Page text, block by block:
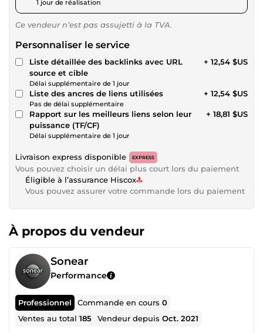
1 jour de réalisation
Ce vendeur n’est pas assujetti à la TVA.
Personnaliser le service
Liste détaillée des backlinks avec URL
source et cible
Délai supplémentaire de 1 jour
+ 12,54 $US
Liste des ancres de liens utilisées
Pas de délai supplémentaire
+ 12,54 $US
Rapport sur les meilleurs liens selon leur
puissance (TF/CF)
Délai supplémentaire de 1 jour
+ 18,81 $US
Livraison express disponible EXPRESS
Vous pouvez choisir un délai plus court lors du paiement
Éligible à l’assurance Hiscox
Vous pouvez assurer votre commande lors du paiement
À propos du vendeur
Sonear
Performance
Professionnel Commande en cours0
Ventes au total185 Vendeur depuisOct. 2021